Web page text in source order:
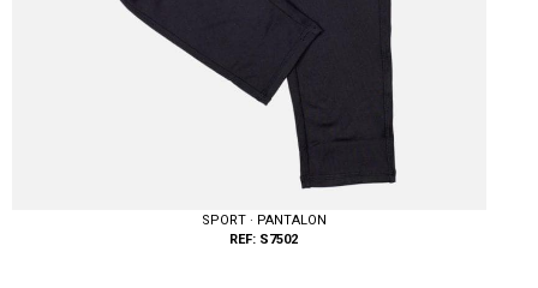
SPORT · PANTALON
REF: S7502